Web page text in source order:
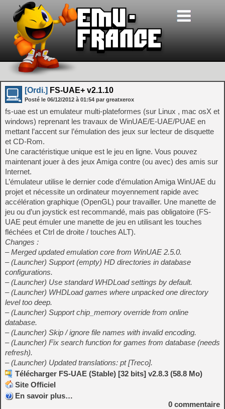
[Ordi.] FS-UAE+ v2.1.10
Posté le 06/12/2012 à 01:54 par greatxerox
fs-uae est un emulateur multi-plateformes (sur Linux , mac osX et
windows) reprenant les travaux de WinUAE/E-UAE/PUAE en
mettant l’accent sur l’émulation des jeux sur lecteur de disquette
et CD-Rom.
Une caractéristique unique est le jeu en ligne. Vous pouvez
maintenant jouer à des jeux Amiga contre (ou avec) des amis sur
Internet.
L’émulateur utilise le dernier code d’émulation Amiga WinUAE du
projet et nécessite un ordinateur moyennement rapide avec
accélération graphique (OpenGL) pour travailler. Une manette de
jeu ou d’un joystick est recommandé, mais pas obligatoire (FS-
UAE peut émuler une manette de jeu en utilisant les touches
fléchées et Ctrl de droite / touches ALT).
Changes :
– Merged updated emulation core from WinUAE 2.5.0.
– (Launcher) Support (empty) HD directories in database
configurations.
– (Launcher) Use standard WHDLoad settings by default.
– (Launcher) WHDLoad games where unpacked one directory
level too deep.
– (Launcher) Support chip_memory override from online
database.
– (Launcher) Skip / ignore file names with invalid encoding.
– (Launcher) Fix search function for games from database (needs
refresh).
– (Launcher) Updated translations: pt [Treco].
Télécharger FS-UAE (Stable) [32 bits] v2.8.3 (58.8 Mo)
Site Officiel
En savoir plus…
0 commentaire